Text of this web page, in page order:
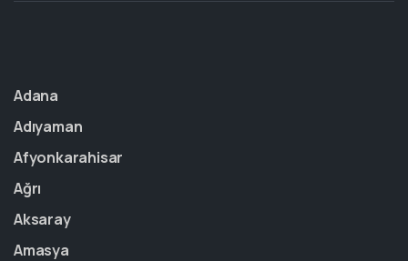
Adana
Adıyaman
Afyonkarahisar
Ağrı
Aksaray
Amasya